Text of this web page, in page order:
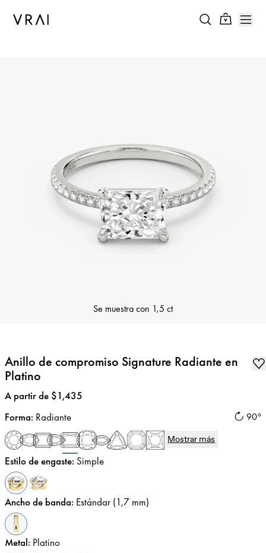
Se muestra con 1,5 ct
Anillo de compromiso Signature Radiante en
Platino
Precio:
A partir de $1,435
90°
Forma: Radiante
Mostrar más
Estilo de engaste: Simple
Ancho de banda: Estándar (1,7 mm)
Metal: Platino